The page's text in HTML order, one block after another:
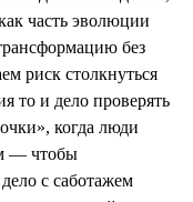
часть эволюции
без
риск столкнуться
то и дело проверять
когда люди
— чтобы
с саботажем